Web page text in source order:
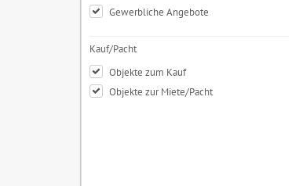
Gewerbliche Angebote
Kauf/Pacht
Objekte zum Kauf
Objekte zur Miete/Pacht